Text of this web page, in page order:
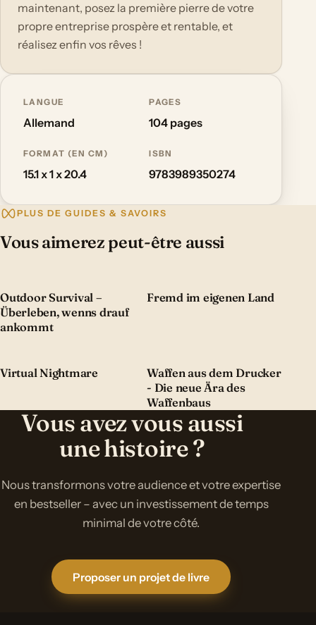
maintenant, posez la première pierre de votre
propre entreprise prospère et rentable, et
réalisez enfin vos rêves !
LANGUE
Allemand
PAGES
104 pages
FORMAT (EN CM)
15.1 x 1 x 20.4
ISBN
9783989350274
PLUS DE GUIDES & SAVOIRS
Vous aimerez peut-être aussi
Outdoor Survival –
Überleben, wenns drauf
ankommt
Fremd im eigenen Land
Virtual Nightmare
Waffen aus dem Drucker
- Die neue Ära des
Waffenbaus
Vous avez vous aussi
une histoire ?
Nous transformons votre audience et votre expertise
en bestseller – avec un investissement de temps
minimal de votre côté.
Proposer un projet de livre